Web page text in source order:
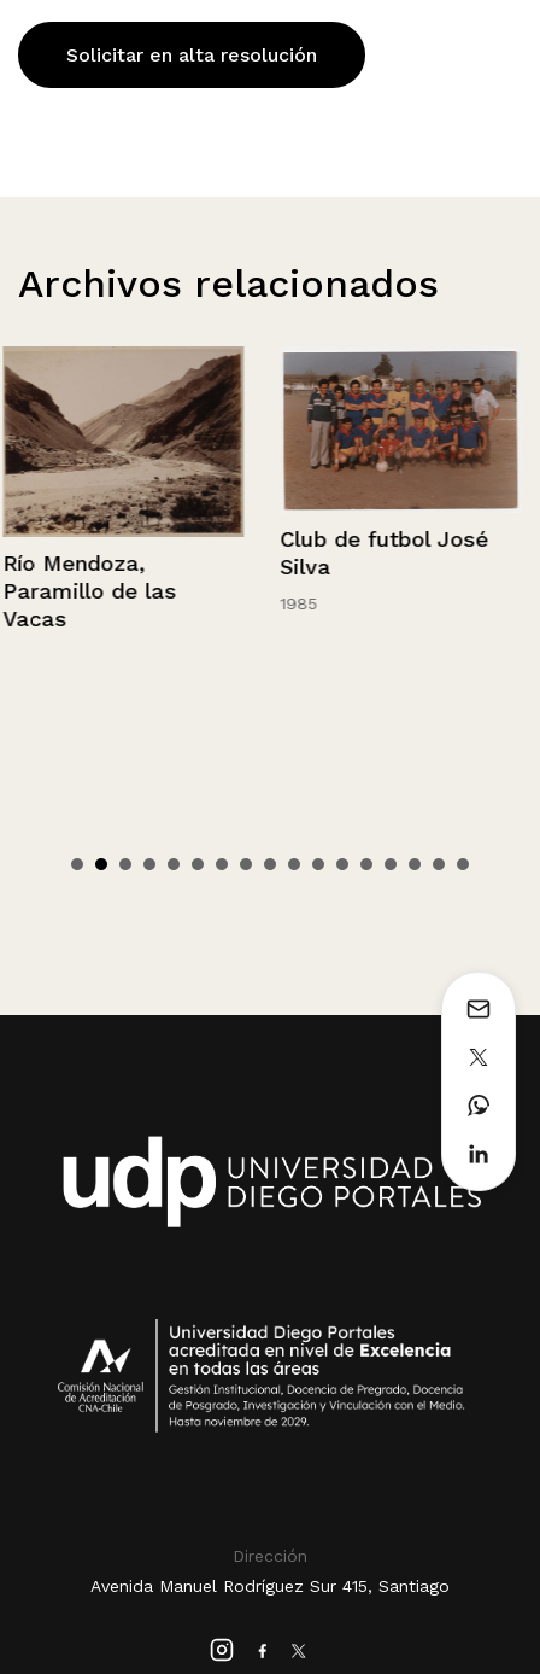
Solicitar en alta resolución
Archivos relacionados
Río Mendoza,
Paramillo de las
Vacas
Club de futbol José
Silva
1985
Dirección
Avenida Manuel Rodríguez Sur 415, Santiago